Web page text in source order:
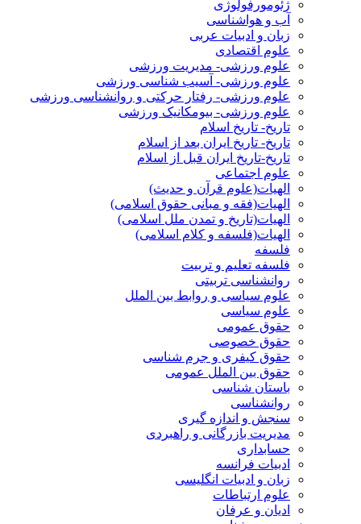
ژئومورفولوژی
آب و هواشناسی
زبان و ادبیات عربی
علوم اقتصادی
علوم ورزشی- مدیریت ورزشی
علوم ورزشی- آسیب شناسی ورزشی
علوم ورزشی- رفتار حرکتی و روانشناسی ورزشی
علوم ورزشی- بیومکانیک ورزشی
تاریخ- تاریخ اسلام
تاریخ- تاریخ ایران بعد از اسلام
تاریخ-تاریخ ایران قبل از اسلام
علوم اجتماعی
الهیات(علوم قرآن و حدیث)
الهیات(فقه و مبانی حقوق اسلامی)
الهیات(تاریخ و تمدن ملل اسلامی)
الهیات(فلسفه و کلام اسلامی)
فلسفه
فلسفه تعلیم و تربیت
روانشناسی تربیتی
علوم سیاسی و روابط بین الملل
علوم سیاسی
حقوق عمومی
حقوق خصوصی
حقوق کیفری و جرم شناسی
حقوق بین الملل عمومی
باستان شناسی
روانشناسی
سنجش و اندازه گیری
مدیریت بازرگانی و راهبردی
حسابداری
ادبیات فرانسه
زبان و ادبیات انگلیسی
علوم ارتباطات
ادیان و عرفان